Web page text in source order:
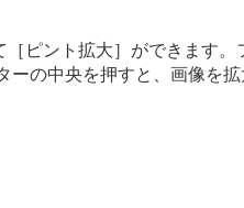
［ピント拡大］ ができます。
の中央を押すと、画像を拡